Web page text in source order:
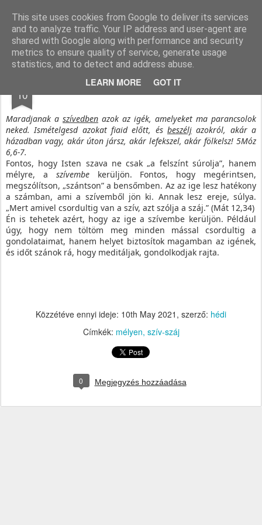
This site uses cookies from Google to deliver its services
and to analyze traffic. Your IP address and user-agent are
shared with Google along with performance and security
metrics to ensure quality of service, generate usage
statistics, and to detect and address abuse.
LEARN MORE GOT IT
Paksi Pünkösdi Gyülekezet A Magyar Pünkösdi Egyház paksi gyülekezetének hivatalos honlapja.
Pages
10 Szívedben és szádban
Maradjanak a szívedben azok az igék, amelyeket ma parancsolok
neked. Ismételgesd azokat fiaid előtt, és beszélj azokról, akár a
házadban vagy, akár úton jársz, akár lefekszel, akár fölkelsz! 5Móz
6,6-7.
Fontos, hogy Isten szava ne csak „a felszínt súrolja”, hanem
mélyre, a szívembekerüljön. Fontos, hogy megérintsen,
megszólítson, „szántson” a bensőmben. Az az ige lesz hatékony
a számban, ami a szívemből jön ki. Annak lesz ereje, súlya.
„Mert amivel csordultig van a szív, azt szólja a száj.” (Mát 12,34)
Én is tehetek azért, hogy az ige a szívembe kerüljön. Például
úgy, hogy nem töltöm meg minden mással csordultig a
gondolataimat, hanem helyet biztosítok magamban az igének,
és időt szánok rá, hogy meditáljak, gondolkodjak rajta.
Közzétéve ennyi ideje: 10th May 2021 , szerző: hédi
Címkék: mélyen szív-száj
0 Megjegyzés hozzáadása